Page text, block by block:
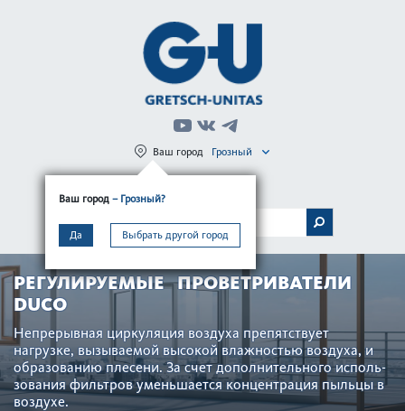
Ваш город – Грозный?
Да Выбрать другой город
Ваш город Грозный
МЕНЮ
РЕГУЛИРУЕМЫЕ ПРОВЕТРИВАТЕЛИ
DUCO
Непр­ер­ывная цир­куляция воздуха препятствует
нагрузке, вызываемой выс­окой влажно­стью воздуха, и
обра­зованию плесени. За счет дополнительного исполь­
зования фильтров уменьшается концентрация пыльцы в
воздухе.